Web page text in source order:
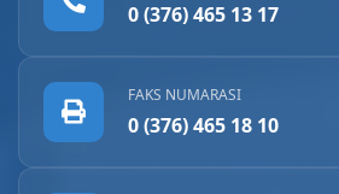
0 (376) 465 13 17
FAKS NUMARASI
0 (376) 465 18 10